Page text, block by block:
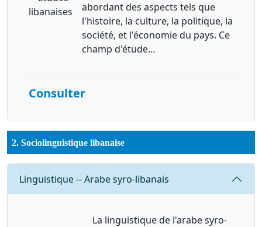
abordant des aspects tels que
l'histoire, la culture, la politique, la
société, et l'économie du pays. Ce
champ d'étude…
Consulter
2. Sociolinguistique libanaise
Requête
Linguistique -- Arabe syro-libanais
La linguistique de l'arabe syro-